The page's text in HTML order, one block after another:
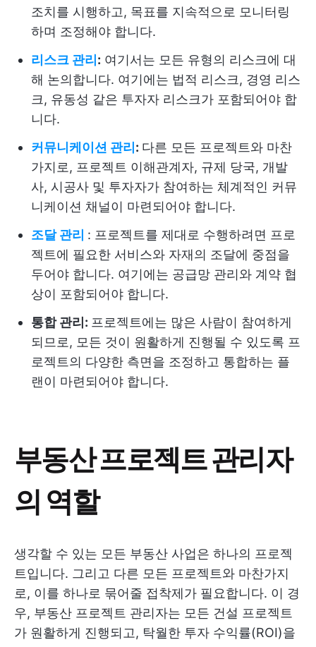
조치를 시행하고, 목표를 지속적으로 모니터링
하며 조정해야 합니다.
리스크 관리 : 여기서는 모든 유형의 리스크에 대
해 논의합니다. 여기에는 법적 리스크, 경영 리스
크, 유동성 같은 투자자 리스크가 포함되어야 합
니다.
커뮤니케이션 관리 : 다른 모든 프로젝트와 마찬
가지로, 프로젝트 이해관계자, 규제 당국, 개발
사, 시공사 및 투자자가 참여하는 체계적인 커뮤
니케이션 채널이 마련되어야 합니다.
조달 관리 : 프로젝트를 제대로 수행하려면 프로
젝트에 필요한 서비스와 자재의 조달에 중점을
두어야 합니다. 여기에는 공급망 관리와 계약 협
상이 포함되어야 합니다.
통합 관리: 프로젝트에는 많은 사람이 참여하게
되므로, 모든 것이 원활하게 진행될 수 있도록 프
로젝트의 다양한 측면을 조정하고 통합하는 플
랜이 마련되어야 합니다.
부동산 프로젝트 관리자
의 역할
생각할 수 있는 모든 부동산 사업은 하나의 프로젝
트입니다. 그리고 다른 모든 프로젝트와 마찬가지
로, 이를 하나로 묶어줄 접착제가 필요합니다. 이 경
우, 부동산 프로젝트 관리자는 모든 건설 프로젝트
가 원활하게 진행되고, 탁월한 투자 수익률(ROI)을